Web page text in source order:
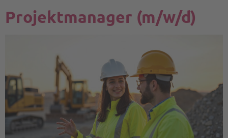
Projektmanager (m/w/d)